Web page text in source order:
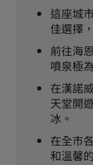
這座城
佳選擇
前往海
噴泉極
在漢諾
天堂開
冰。
在全市
和溫馨